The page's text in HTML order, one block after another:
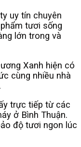
uy tín chuyên
tươi sống
lớn trong và
Xanh hiện có
cùng nhiều nhà
trực tiếp từ các
ở Bình Thuận.
độ tươi ngon lúc